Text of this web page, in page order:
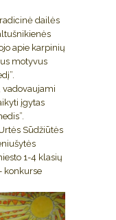
dailės
apie karpinių
motyvus
vadovaujami
įgytas
Sūdžiūtės
1-4 klasių
konkurse